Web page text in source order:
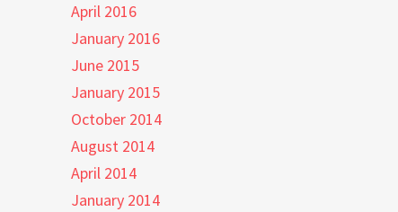
April 2016
January 2016
June 2015
January 2015
October 2014
August 2014
April 2014
January 2014